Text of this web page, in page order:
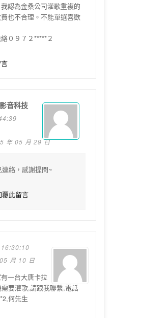
認為金桑公司灌歌重複的
也不合理。不能單選喜歡
０９７２*****２
音科技
年 05 月 29 日
連絡，感謝提問~
覆此留言
16:30:10
月 10 日
一台大唐卡拉
要灌歌,請跟我聯繫,電話
何先生